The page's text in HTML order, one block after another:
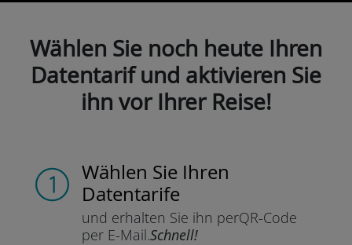
Wählen Sie noch heute Ihren
Datentarif und aktivieren Sie
ihn vor Ihrer Reise!
Wählen Sie Ihren
Datentarife
und erhalten Sie ihn perQR-Code
per E-Mail.Schnell!